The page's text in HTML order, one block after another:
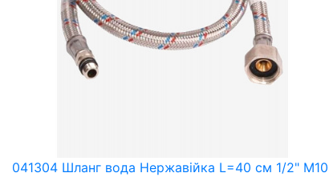
041304 Шланг вода Нержавійка L=40 см 1/2" М10